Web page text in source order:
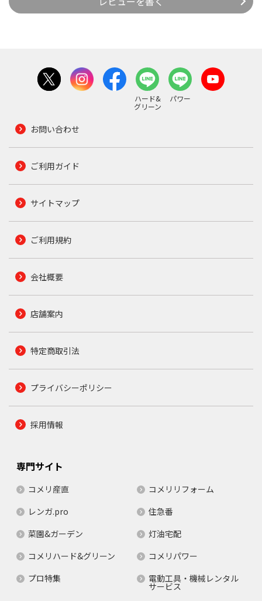
ハード&
グリーン
パワー
お問い合わせ
ご利用ガイド
サイトマップ
ご利用規約
会社概要
店舗案内
特定商取引法
プライバシーポリシー
採用情報
専門サイト
コメリ産直
コメリリフォーム
レンガ.pro
住急番
菜園&ガーデン
灯油宅配
コメリハード&グリーン
コメリパワー
プロ特集
電動工具・機械レンタル
サービス